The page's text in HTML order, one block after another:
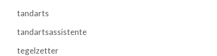
tandarts
tandartsassistente
tegelzetter